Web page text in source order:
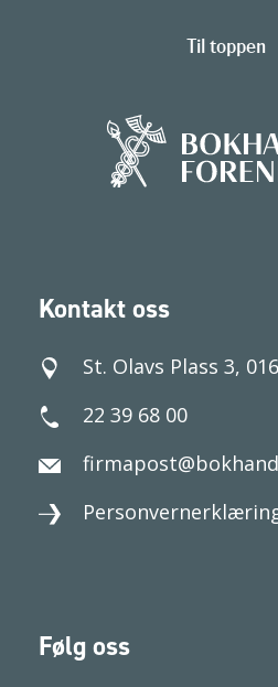
Kontakt oss
St. Olavs Plass 3,
22 39 68 00
Følg oss
Til toppen